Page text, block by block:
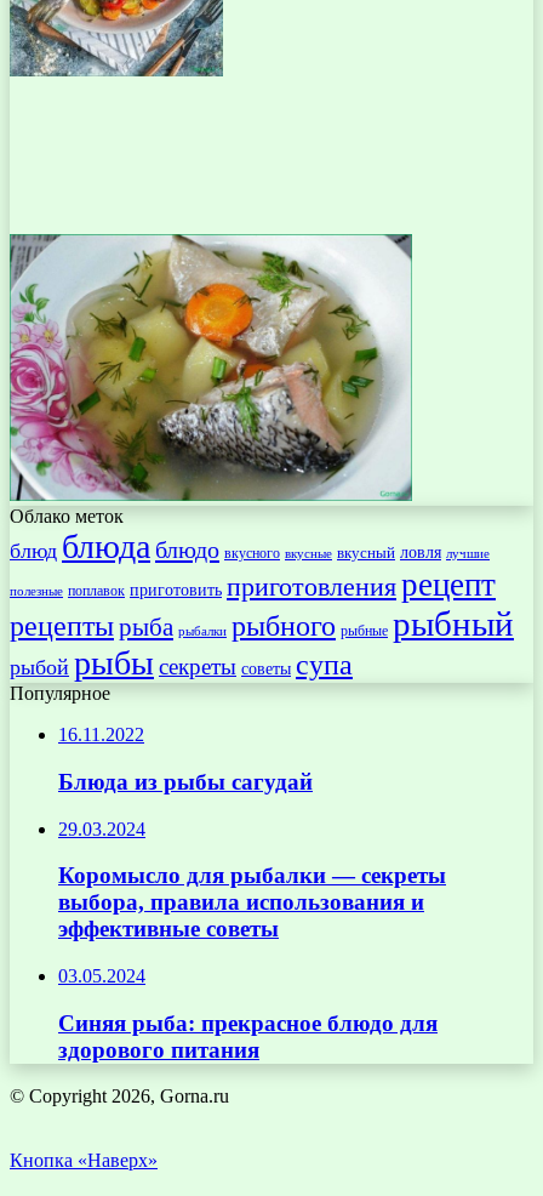
Облако меток
блюд блюда блюдо вкусного вкусные вкусный ловля лучшие
полезные поплавок приготовить приготовлениярецепт
рецептырыба рыбалки рыбного рыбные рыбный
рыбой рыбысекреты советы супа
Популярное
16.11.2022
Блюда из рыбы сагудай
29.03.2024
Коромысло для рыбалки — секреты
выбора, правила использования и
эффективные советы
03.05.2024
Синяя рыба: прекрасное блюдо для
здорового питания
© Copyright 2026, Gorna.ru
Кнопка «Наверх»